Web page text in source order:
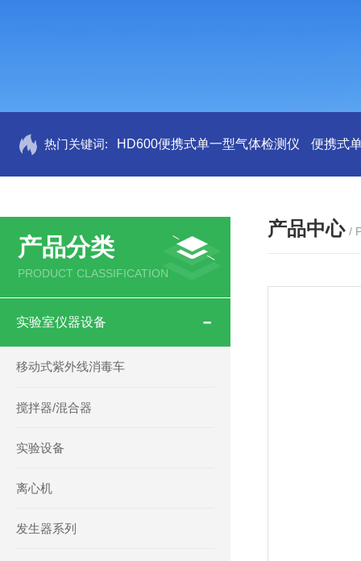
热门关键词: HD600便携式单一型气体检测仪 便携式
产品分类
PRODUCT CLASSIFICATION
实验室仪器设备
移动式紫外线消毒车
搅拌器/混合器
实验设备
离心机
发生器系列
产品中心 /